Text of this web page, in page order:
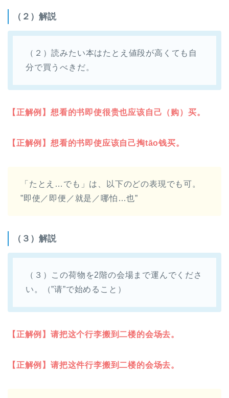
（２）解説
（２）読みたい本はたとえ値段が高くても自
分で買うべきだ。
【正解例】想看的书即使很贵也应该自己（购）买。
【正解例】想看的书即使应该自己掏tāo钱买。
「たとえ…でも」は、以下のどの表現でも可。
”即使／即便／就是／哪怕…也”
（３）解説
（３）この荷物を2階の会場まで運んでくださ
い。（”请”で始めること）
【正解例】请把这个行李搬到二楼的会场去。
【正解例】请把这件行李搬到二楼的会场去。